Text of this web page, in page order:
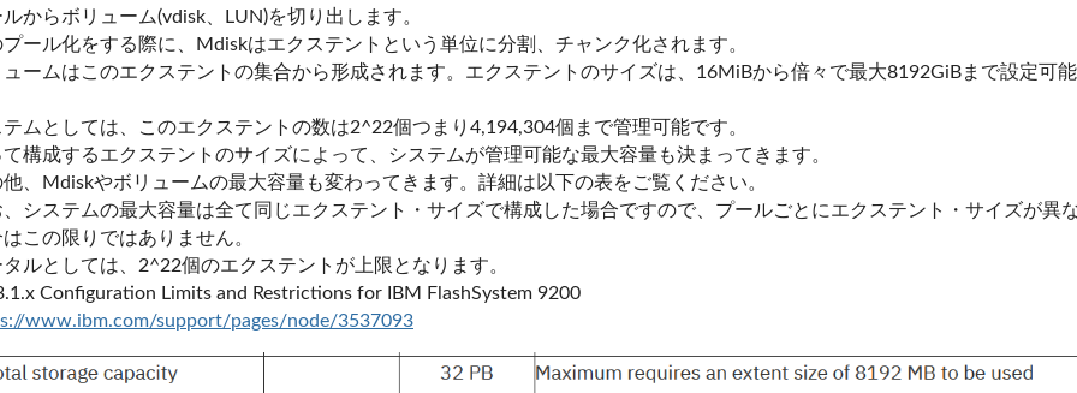
からボリューム(vdisk、LUN)を切り出します。
ール化をする際に、Mdiskはエクステントという単位に分割、チャンク化されます。
ュームはこのエクステントの集合から形成されます。エクステントのサイズは、16MiBから倍々で最大8192GiBまで設定可
ムとしては、このエクステントの数は2^22個つまり4,194,304個まで管理可能です。
構成するエクステントのサイズによって、システムが管理可能な最大容量も決まってきます。
、Mdiskやボリュームの最大容量も変わってきます。詳細は以下の表をご覧ください。
、システムの最大容量は全て同じエクステント・サイズで構成した場合ですので、プールごとにエクステント・サイズが異
この限りではありません。
ルとしては、2^22個のエクステントが上限となります。
Configuration Limits and Restrictions for IBM FlashSystem 9200
www.ibm.com/support/pages/node/3537093